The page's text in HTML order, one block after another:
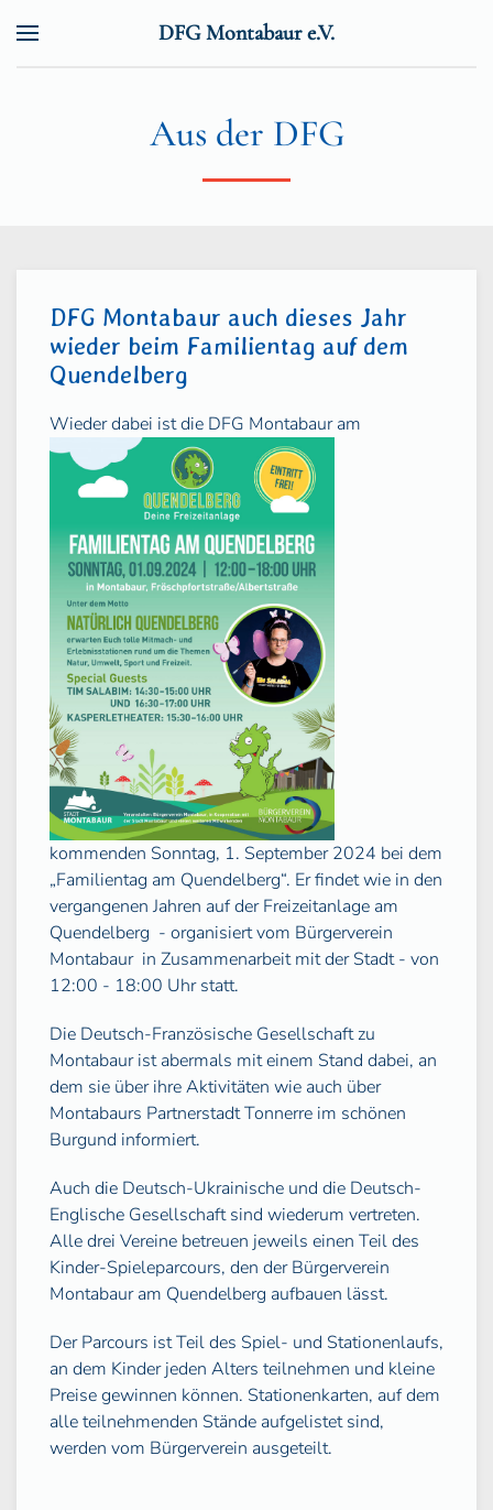
DFG Montabaur e.V.
Aus der DFG
DFG Montabaur auch dieses Jahr
wieder beim Familientag auf dem
Quendelberg
Wieder dabei ist die DFG Montabaur am
kommenden Sonntag, 1. September 2024 bei dem
„Familientag am Quendelberg“. Er findet wie in den
vergangenen Jahren auf der Freizeitanlage am
Quendelberg - organisiert vom Bürgerverein
Montabaur in Zusammenarbeit mit der Stadt - von
12:00 - 18:00 Uhr statt.
Die Deutsch-Französische Gesellschaft zu
Montabaur ist abermals mit einem Stand dabei, an
dem sie über ihre Aktivitäten wie auch über
Montabaurs Partnerstadt Tonnerre im schönen
Burgund informiert.
Auch die Deutsch-Ukrainische und die Deutsch-
Englische Gesellschaft sind wiederum vertreten.
Alle drei Vereine betreuen jeweils einen Teil des
Kinder-Spieleparcours, den der Bürgerverein
Montabaur am Quendelberg aufbauen lässt.
Der Parcours ist Teil des Spiel- und Stationenlaufs,
an dem Kinder jeden Alters teilnehmen und kleine
Preise gewinnen können. Stationenkarten, auf dem
alle teilnehmenden Stände aufgelistet sind,
werden vom Bürgerverein ausgeteilt.